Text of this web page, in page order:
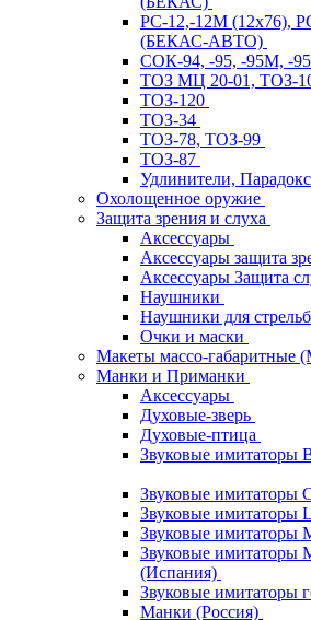
РС-12,-12М (12х76),
(БЕКАС-АВТО)
СОК-94, -95, -95М, -
ТОЗ МЦ 20-01, ТОЗ-
ТОЗ-120
ТОЗ-34
ТОЗ-78, ТОЗ-99
ТОЗ-87
Удлинители,
Охолощенное оружие
Защита зрения и слуха
Аксессуары
Аксессуары защита
Аксессуары Защита
Наушники
Наушники для
Очки и маски
Макеты массо-габаритные
Манки и Приманки
Аксессуары
Духовые-зверь
Духовые-птица
Звуковые имитаторы
Звуковые имитаторы
Звуковые имитаторы
Звуковые имитаторы
Звуковые имитаторы
(Испания)
Звуковые имитаторы
Манки (Россия)